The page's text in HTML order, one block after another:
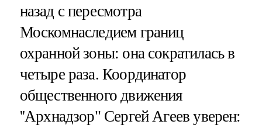
назад с пересмотра
Москомнаследием границ
охранной зоны: она сократилась в
четыре раза. Координатор
общественного движения
''Архнадзор" Сергей Агеев уверен: